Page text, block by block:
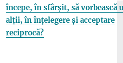
începe, în sfârșit, să vorbească
alții, în înțelegere și acceptare
reciprocă?